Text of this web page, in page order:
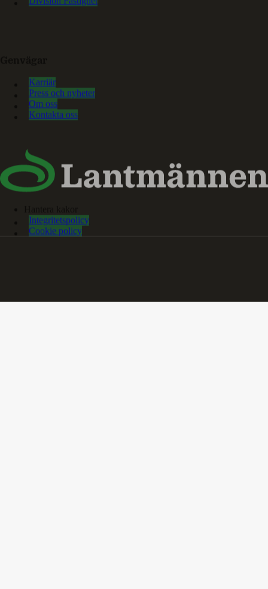
Karriär
Press och nyheter
Om oss
Kontakta oss
Integritetspolicy
Cookie policy